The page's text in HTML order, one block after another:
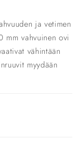
ja vetimen
mm vahvuinen ovi
vähintään
myydään